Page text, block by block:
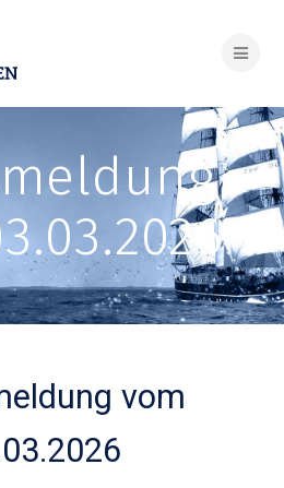
vom